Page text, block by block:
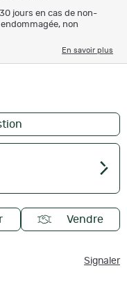
jours en cas de non-
non
En savoir plus
Vendre
Signaler